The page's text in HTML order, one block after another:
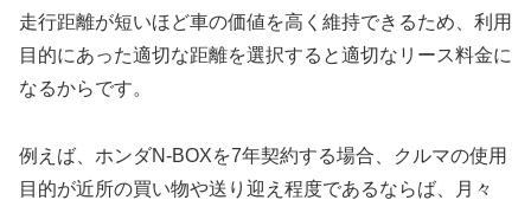
走行距離が短いほど車の価値を高く維持できるため、利用
目的にあった適切な距離を選択すると適切なリース料金に
なるからです。
例えば、ホンダN-BOXを7年契約する場合、クルマの使用
目的が近所の買い物や送り迎え程度であるならば、月々